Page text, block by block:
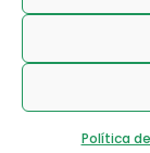
Política